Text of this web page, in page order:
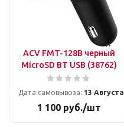
ACV FMT-128B черный
MicroSD BT USB (38762)
Дата самовывоза: 13 Августа
1 100руб./шт